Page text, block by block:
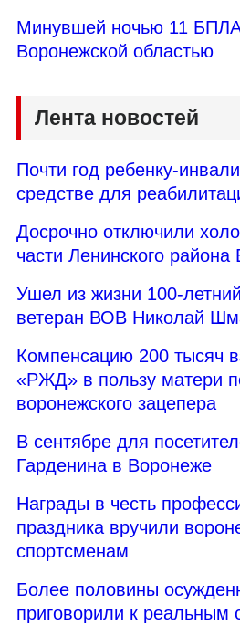
Минувшей ночью 11
Воронежской областью
Лента новостей
Почти год ребенку-
средстве для
Досрочно отключили
части Ленинского
Ушел из жизни 100-
ветеран ВОВ Николай
Компенсацию 200 тысяч
«РЖД» в пользу матери
воронежского зацепера
В сентябре для
Гарденина в Воронеже
Награды в честь
праздника вручили
спортсменам
Более половины
приговорили к реальным